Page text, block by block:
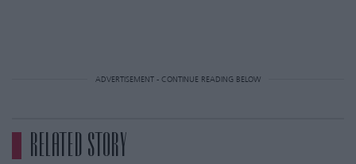
ADVERTISEMENT - CONTINUE READING BELOW
RELATED STORY